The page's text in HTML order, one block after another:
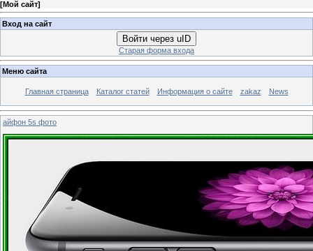
[Мой сайт]
Вход на сайт
Войти через uID
Старая форма входа
Меню сайта
Главная страница Каталог статей Информация о сайте zakaz News
айфон 5s фото